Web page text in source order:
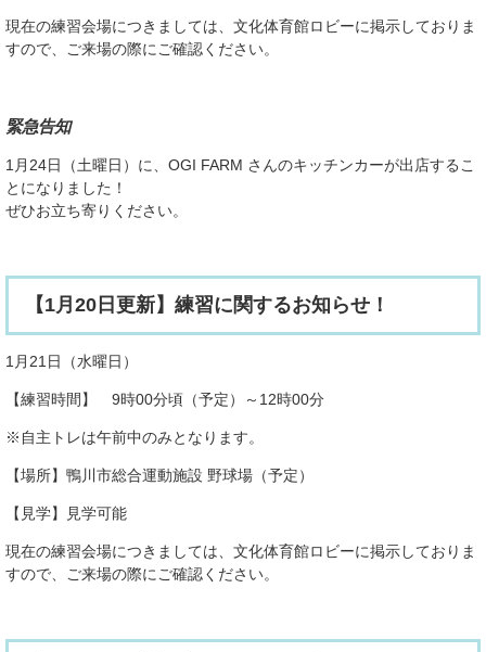
現在の練習会場につきましては、文化体育館ロビーに掲示しておりま
すので、ご来場の際にご確認ください。
緊急告知
1月24日（土曜日）に、OGI FARM さんのキッチンカーが出店するこ
とになりました！
ぜひお立ち寄りください。
【1月20日更新】練習に関するお知らせ！
1月21日（水曜日）
【練習時間】 9時00分頃（予定）～12時00分
※自主トレは午前中のみとなります。
【場所】鴨川市総合運動施設 野球場（予定）
【見学】見学可能
現在の練習会場につきましては、文化体育館ロビーに掲示しておりま
すので、ご来場の際にご確認ください。